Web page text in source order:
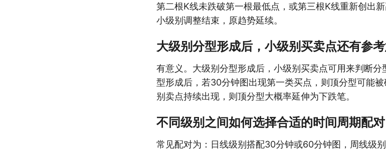
第二根K线未跌破第一根最低点，或第三根K线重新创出
小级别调整结束，原趋势延续。
大级别分型形成后，小级别买卖点还有参
有意义。大级别分型形成后，小级别买卖点可用来判断
型形成后，若30分钟图出现第一类买点，则顶分型可能
别卖点持续出现，则顶分型大概率延伸为下跌笔。
不同级别之间如何选择合适的时间周期配对
常见配对为：日线级别搭配30分钟或60分钟图，周线级